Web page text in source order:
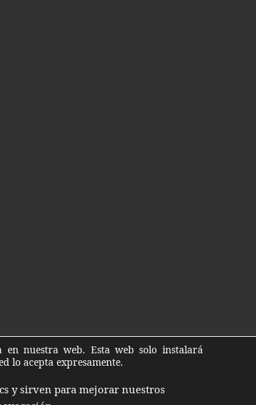
en nuestra web. Esta web solo instalará
lo acepta expresamente.
y sirven para mejorar nuestros